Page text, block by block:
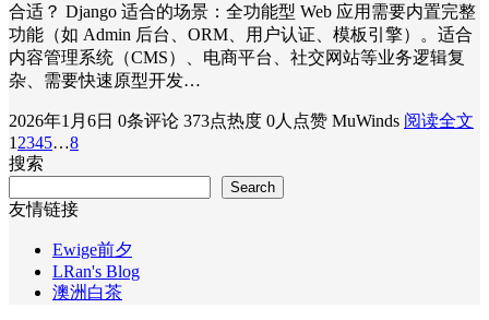
合适？ Django 适合的场景：​全功能型 Web 应用​需要内置完整
功能（如 Admin 后台、ORM、用户认证、模板引擎）。适合
内容管理系统（CMS）、电商平台、社交网站等业务逻辑复
杂、需要快速原型开发…
2026年1月6日 0条评论 373点热度 0人点赞 MuWinds 阅读全文
1 2345…8
搜索
Search
友情链接
Ewige前夕
LRan's Blog
澳洲白茶